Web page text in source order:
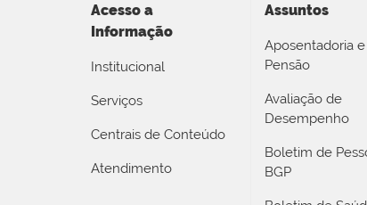
Acesso a
Informação
Institucional
Serviços
Centrais de Conteúdo
Atendimento
Assuntos
Aposentadoria e
Pensão
Avaliação de
Desempenho
Boletim de
BGP